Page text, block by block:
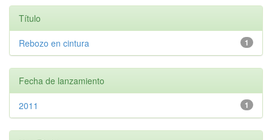
Título
1
Rebozo en cintura
Fecha de lanzamiento
1
2011